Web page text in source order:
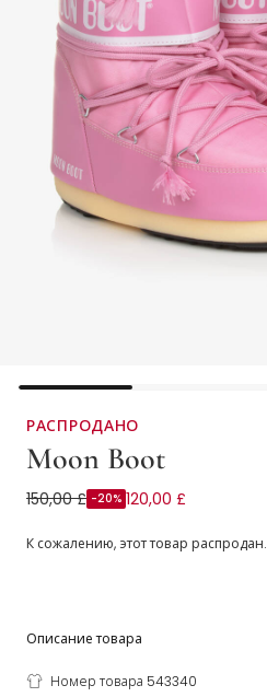
РАСПРОДАНО
Moon Boot
Розовые зимние полусапоги Icon
150,00 £ -20% 120,00 £
К сожалению, этот товар распродан.
Описание товара
Номер товара 543340